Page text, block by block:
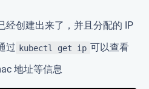
经创建出来了，并且分配的 IP
过 kubectl get ip 可以查看
地址等信息